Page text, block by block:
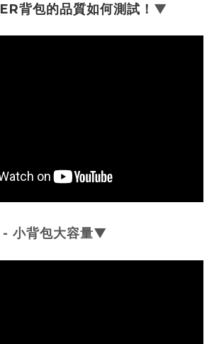
背包的品質如何測試！ ▼
小背包大容量▼